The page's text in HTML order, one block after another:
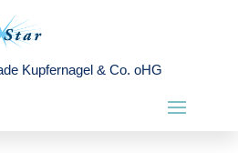
Kupfernagel & Co. oHG